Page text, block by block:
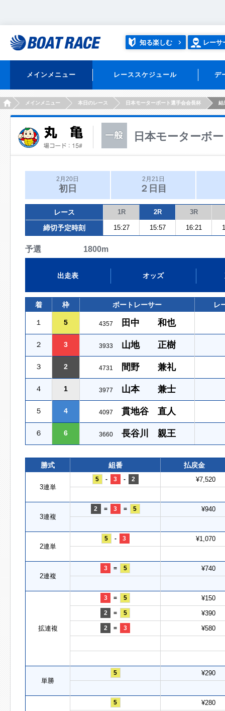
知る楽しむ レーサ
メインメニュー レーススケジュール デ
HOMEメインメニュー 本日のレース 日本モーターボート選手会会長杯 結
日本モーターボ
2月20日
初日
2月21日
２日目
レース 1R 2R 3R
締切予定時刻 15:27 15:57 16:21
予選 1800m
出走表 オッズ
着 枠 ボートレーサー レ
１ 5 4357 田中 和也
２ 3 3933 山地 正樹
３ 2 4731 間野 兼礼
４ 1 3977 山本 兼士
５ 4 4097 貫地谷 直人
６ 6 3660 長谷川 親王
勝式 組番 払戻金
3連単
5 - 3 - 2 ¥7,520
3連複
2 = 3 = 5 ¥940
2連単
5 - 3 ¥1,070
2連複
3 = 5 ¥740
拡連複
3 = 5 ¥150
2 = 5 ¥390
2 = 3 ¥580
単勝
5 ¥290
5 ¥280